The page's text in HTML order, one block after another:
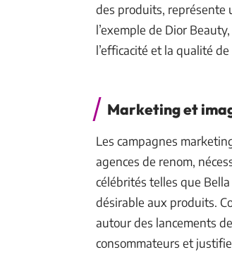
des produits, représente
l’exemple de Dior
l’efficacité et la qualité
Marketing et
Les campagnes
agences de renom,
célébrités telles que
désirable aux produits.
autour des lancements
consommateurs et